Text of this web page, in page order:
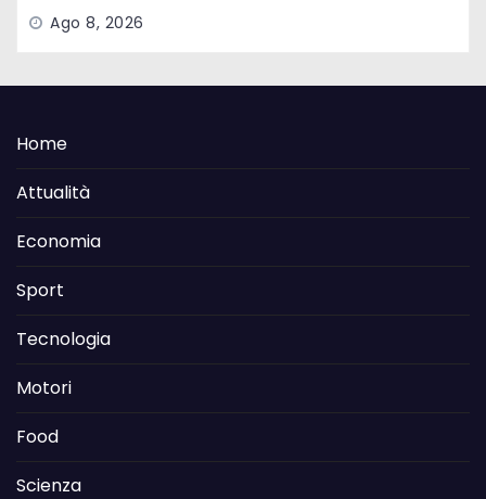
Ago 8, 2026
Home
Attualità
Economia
Sport
Tecnologia
Motori
Food
Scienza